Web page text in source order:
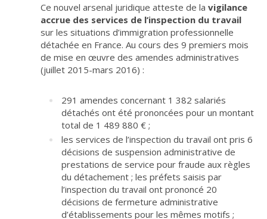
Ce nouvel arsenal juridique atteste de la vigilance
accrue des services de l’inspection du travail
sur les situations d’immigration professionnelle
détachée en France. Au cours des 9 premiers mois
de mise en œuvre des amendes administratives
(juillet 2015-mars 2016) :
291 amendes concernant 1 382 salariés
détachés ont été prononcées pour un montant
total de 1 489 880 € ;
les services de l’inspection du travail ont pris 6
décisions de suspension administrative de
prestations de service pour fraude aux règles
du détachement ; les préfets saisis par
l’inspection du travail ont prononcé 20
décisions de fermeture administrative
d’établissements pour les mêmes motifs ;